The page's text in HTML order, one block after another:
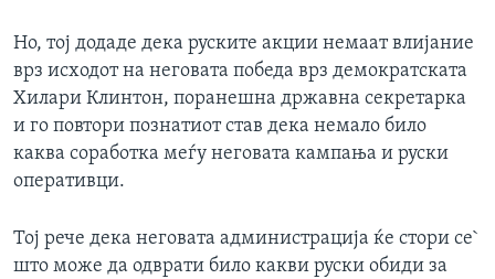
Но, тој додаде дека руските акции немаат влијание
врз исходот на неговата победа врз демократската
Хилари Клинтон, поранешна државна секретарка
и го повтори познатиот став дека немало било
каква соработка меѓу неговата кампања и руски
оперативци.
Тој рече дека неговата администрација ќе стори се`
што може да одврати било какви руски обиди за